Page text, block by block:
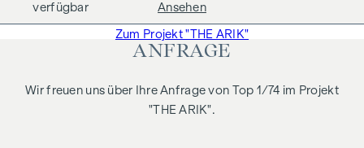
verfügbar Ansehen
Zum Projekt "THE ARIK"
ANFRAGE
Wir freuen uns über Ihre Anfrage von Top 1/74 im Projekt
"THE ARIK".